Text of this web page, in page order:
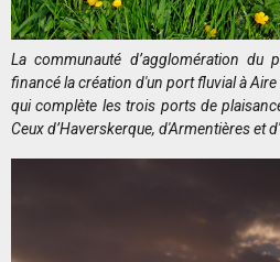
La communauté d’agglomération du
financé la création d'un port fluvial à
qui complète les trois ports de
Ceux d’Haverskerque, d'Armentières et